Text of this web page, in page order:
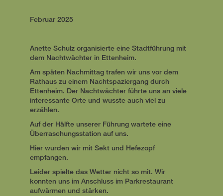
Februar 2025
Anette Schulz organisierte eine Stadtführung mit
dem Nachtwächter in Ettenheim.
Am späten Nachmittag trafen wir uns vor dem
Rathaus zu einem Nachtspaziergang durch
Ettenheim. Der Nachtwächter führte uns an viele
interessante Orte und wusste auch viel zu
erzählen.
Auf der Hälfte unserer Führung wartete eine
Überraschungsstation auf uns.
Hier wurden wir mit Sekt und Hefezopf
empfangen.
Leider spielte das Wetter nicht so mit. Wir
konnten uns im Anschluss im Parkrestaurant
aufwärmen und stärken.